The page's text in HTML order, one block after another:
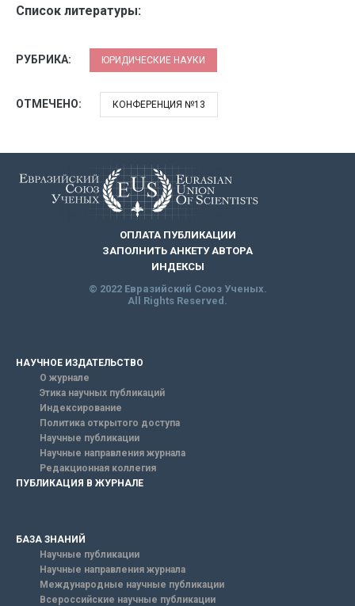
Список литературы:
РУБРИКА: ЮРИДИЧЕСКИЕ НАУКИ
ОТМЕЧЕНО: КОНФЕРЕНЦИЯ №13
ОПЛАТА ПУБЛИКАЦИИ
ЗАПОЛНИТЬ АНКЕТУ АВТОРА
ИНДЕКСЫ
© 2022 Евразийский Союз Ученых.
All Rights Reserved.
НАУЧНОЕ ИЗДАТЕЛЬСТВО
О журнале
Этика научных публикаций
Индексирование
Политика открытого доступа
Научные публикации
Научные направления журнала
Редакционная коллегия
ПУБЛИКАЦИЯ В ЖУРНАЛЕ
БАЗА ЗНАНИЙ
Научные публикации
Научные направления журнала
Международные научные публикации
Всероссийские научные публикации